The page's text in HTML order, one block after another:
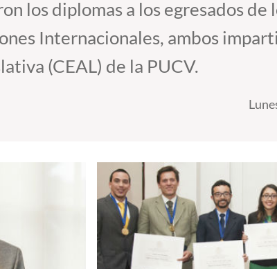
los diplomas a los egresados de
Internacionales, ambos
(CEAL) de la PUCV.